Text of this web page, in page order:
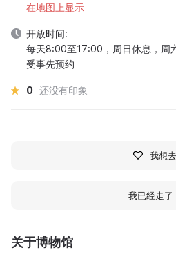
关于博物馆
在地图上显示
开放时间:
每天8:00至17:00，周日休息，周
受事先预约
0 还没有印象
我想去
我已经走了